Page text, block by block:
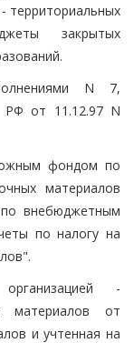
территориальных
закрытых
N 7,
РФ от 11.12.97 N
фондом по
материалов
внебюджетным
по налогу на
-
материалов от
и учтенная на